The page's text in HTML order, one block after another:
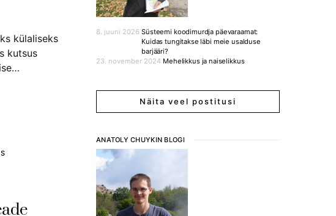
külaliseks
kutsus
Süsteemi koodimurdja päevaraamat:
Kuidas tungitakse läbi meie usalduse
barjääri?
8. juuni 2026
Mehelikkus ja naiselikkus
23. november 2024
Näita veel postitusi
ANATOLY CHUYKIN BLOGI